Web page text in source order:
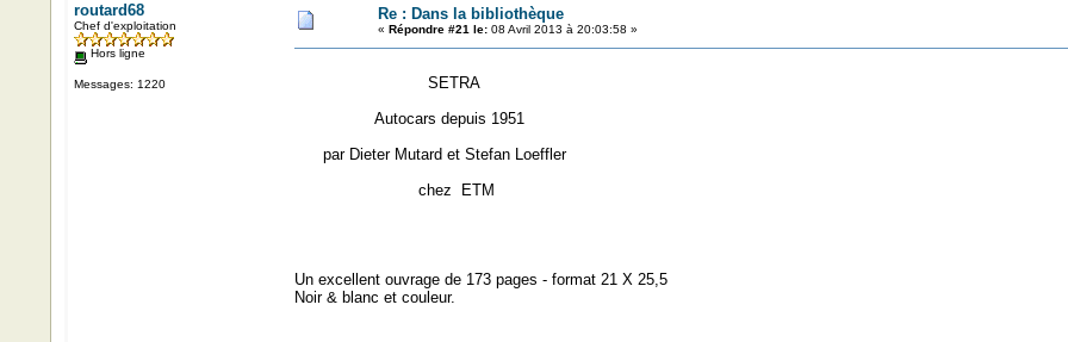
routard68
Chef d'exploitation
Hors ligne
Messages: 1220
Re : Dans la bibliothèque
« Répondre #21 le:08 Avril 2013 à 20:03:58 »
SETRA
Autocars depuis 1951
par Dieter Mutard et Stefan Loeffler
chez ETM
Un excellent ouvrage de 173 pages - format 21 X 25,5
Noir & blanc et couleur.